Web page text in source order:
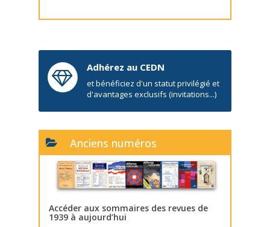
Adhérez au CEDN
et bénéficiez d'un statut privilégié et
d'avantages exclusifs (invitations...)
Anciens numéros
Accéder aux sommaires des revues de
1939 à aujourd’hui